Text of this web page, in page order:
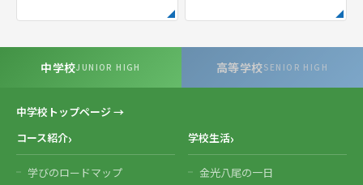
中学校JUNIOR HIGH 高等学校SENIOR HIGH
中学校トップページ →
コース紹介
学びのロードマップ
学校生活
金光八尾の一日